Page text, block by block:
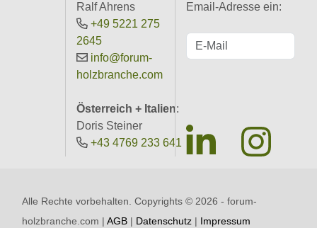
Ralf Ahrens
+49 5221 275
2645
info@forum-
holzbranche.com
Österreich + Italien:
Doris Steiner
+43 4769 233 641
Email-Adresse ein:
Alle Rechte vorbehalten. Copyrights © 2026 - forum-
holzbranche.com |AGB | Datenschutz | Impressum